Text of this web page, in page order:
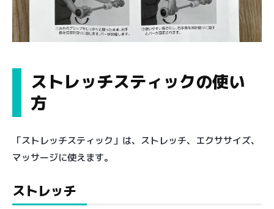
ストレッチスティックの使い
方
「ストレッチスティック」は、ストレッチ、エクササイズ、
マッサージに使えます。
ストレッチ